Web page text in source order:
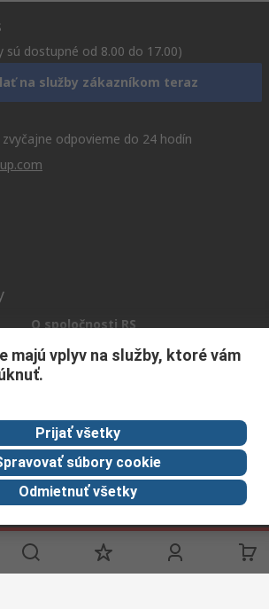
sú dostupné od 8.00 do 17.00)
na služby zákazníkom teraz
zvyčajne odpovieme do 24 hodín
O spoločnosti RS
Celosvetovo
ESG
Kontaktujte nás
Ocenenia
spoločnosť Distrelec v roku 2023
Spolu sme silnejší
majú vplyv na služby, ktoré vám
Prijať všetky
súbory cookie
Odmietnuť všetky